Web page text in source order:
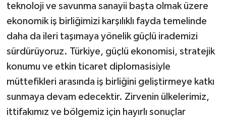
teknoloji ve savunma sanayii başta olmak üzere
ekonomik iş birliğimizi karşılıklı fayda temelinde
daha da ileri taşımaya yönelik güçlü irademizi
sürdürüyoruz. Türkiye, güçlü ekonomisi, stratejik
konumu ve etkin ticaret diplomasisiyle
müttefikleri arasında iş birliğini geliştirmeye katkı
sunmaya devam edecektir. Zirvenin ülkelerimiz,
ittifakımız ve bölgemiz için hayırlı sonuçlar